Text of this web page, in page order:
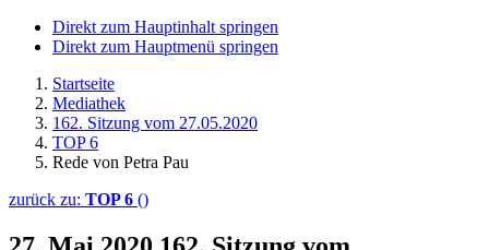
Direkt zum Hauptinhalt springen
Direkt zum Hauptmenü springen
Startseite
Mediathek
162. Sitzung vom 27.05.2020
TOP 6
Rede von Petra Pau
zurück zu: TOP 6 ()